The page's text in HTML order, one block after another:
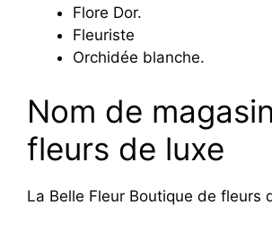
Flore Dor.
Fleuriste
Orchidée blanche.
Nom de
fleurs de luxe
La Belle Fleur Boutique de fleurs